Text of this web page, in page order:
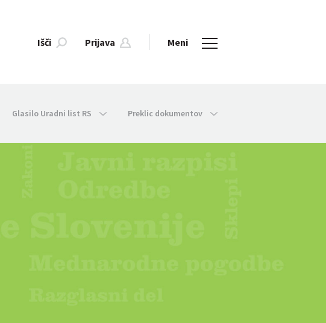
Išči Prijava Meni
Glasilo Uradni list RS Preklic dokumentov